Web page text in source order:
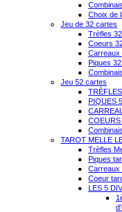
Choix de
Jeu de 32 cartes
Trèfles
Coeurs
Carreaux
Piques
Jeu 52 cartes
PIQUES
TAROT MELLE
Trèfles
Piques
Carreaux
Coeur
LES 5